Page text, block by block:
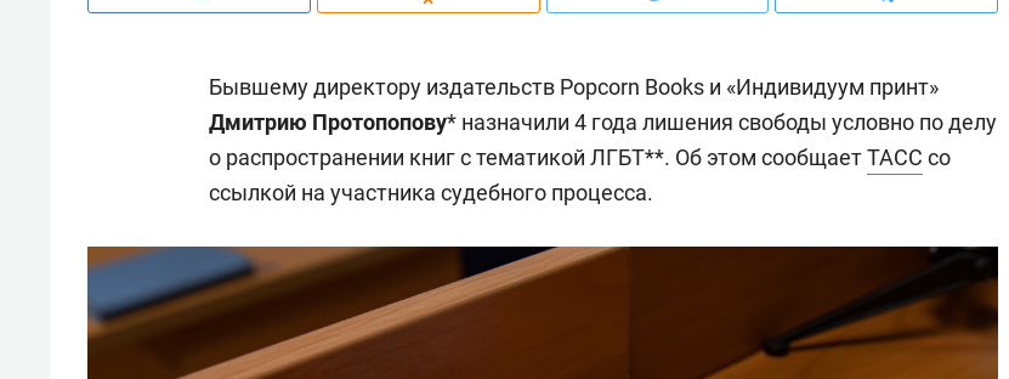
Бывшему директору издательств Popcorn Books и «Индивидуум принт»
Дмитрию Протопопову* назначили 4 года лишения свободы условно по делу
о распространении книг с тематикой ЛГБТ**. Об этом сообщаетТАСС со
ссылкой на участника судебного процесса.